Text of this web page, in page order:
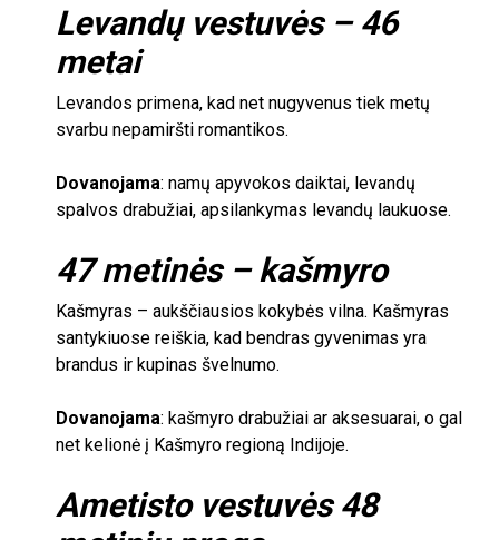
Levandų vestuvės – 46
metai
Levandos primena, kad net nugyvenus tiek metų
svarbu nepamiršti romantikos.
Dovanojama: namų apyvokos daiktai, levandų
spalvos drabužiai, apsilankymas levandų laukuose.
47metinės – kašmyro
Kašmyras – aukščiausios kokybės vilna. Kašmyras
santykiuose reiškia, kad bendras gyvenimas yra
brandus ir kupinas švelnumo.
Dovanojama: kašmyro drabužiai ar aksesuarai, o gal
net kelionė į Kašmyro regioną Indijoje.
Ametisto vestuvės48